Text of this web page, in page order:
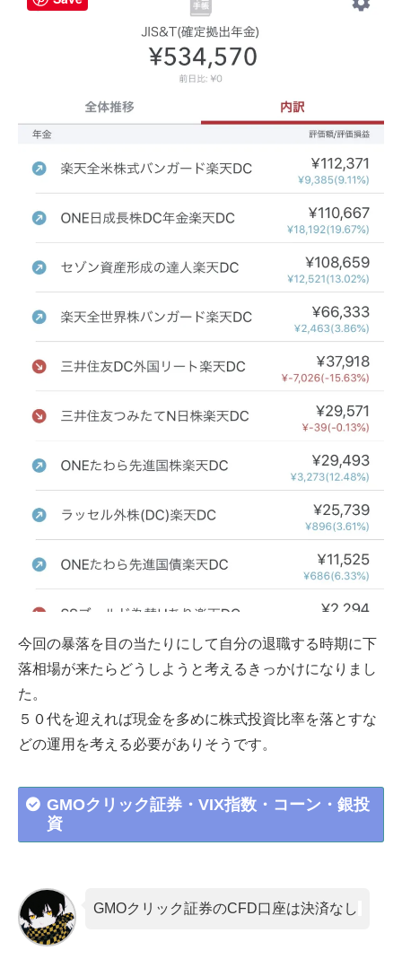
今回の暴落を目の当たりにして自分の退職する時期に下
落相場が来たらどうしようと考えるきっかけになりまし
た。
５０代を迎えれば現金を多めに株式投資比率を落とすな
どの運用を考える必要がありそうです。
GMOクリック証券・VIX指数・コーン・銀投
資
GMOクリック証券のCFD口座は決済なし